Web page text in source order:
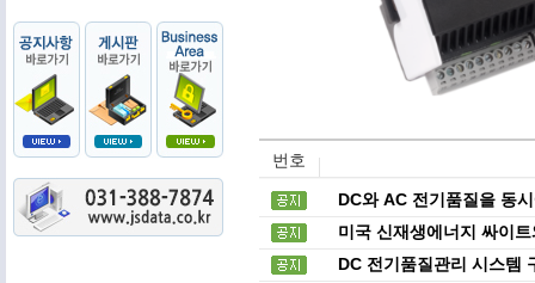
번호
DC와 AC 전기품질을 동
미국 신재생에너지 싸이
DC 전기품질관리 시스템